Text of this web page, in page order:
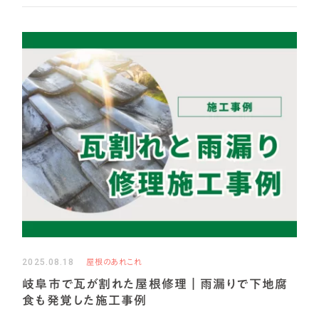
2025.08.18 屋根のあれこれ
岐阜市で瓦が割れた屋根修理｜雨漏りで下地腐
食も発覚した施工事例